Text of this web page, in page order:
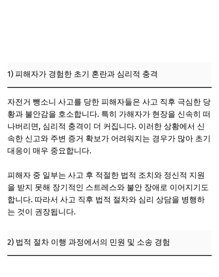
1) 피해자가 경험한 초기 혼란과 심리적 충격
자전거 뺑소니 사고를 당한 피해자들은 사고 직후 극심한 당
황과 불안감을 호소합니다. 특히 가해자가 현장을 신속히 떠
나버리면, 심리적 충격이 더 커집니다. 이러한 상황에서 신
속한 신고와 주변 증거 확보가 어려워지는 경우가 많아 초기
대응이 매우 중요합니다.
피해자 중 일부는 사고 후 적절한 법적 조치와 정신적 지원
을 받지 못해 장기적인 스트레스와 불안 장애로 이어지기도
합니다. 따라서 사고 직후 법적 절차와 심리 상담을 병행하
는 것이 권장됩니다.
2) 법적 절차 이행 과정에서의 민원 및 소송 경험